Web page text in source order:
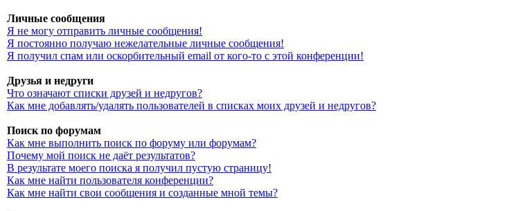
Личные сообщения
Я не могу отправить личные сообщения!
Я постоянно получаю нежелательные личные сообщения!
Я получил спам или оскорбительный email от кого-то с этой конференции!
Друзья и недруги
Что означают списки друзей и недругов?
Как мне добавлять/удалять пользователей в списках моих друзей и недругов?
Поиск по форумам
Как мне выполнить поиск по форуму или форумам?
Почему мой поиск не даёт результатов?
В результате моего поиска я получил пустую страницу!
Как мне найти пользователя конференции?
Как мне найти свои сообщения и созданные мной темы?